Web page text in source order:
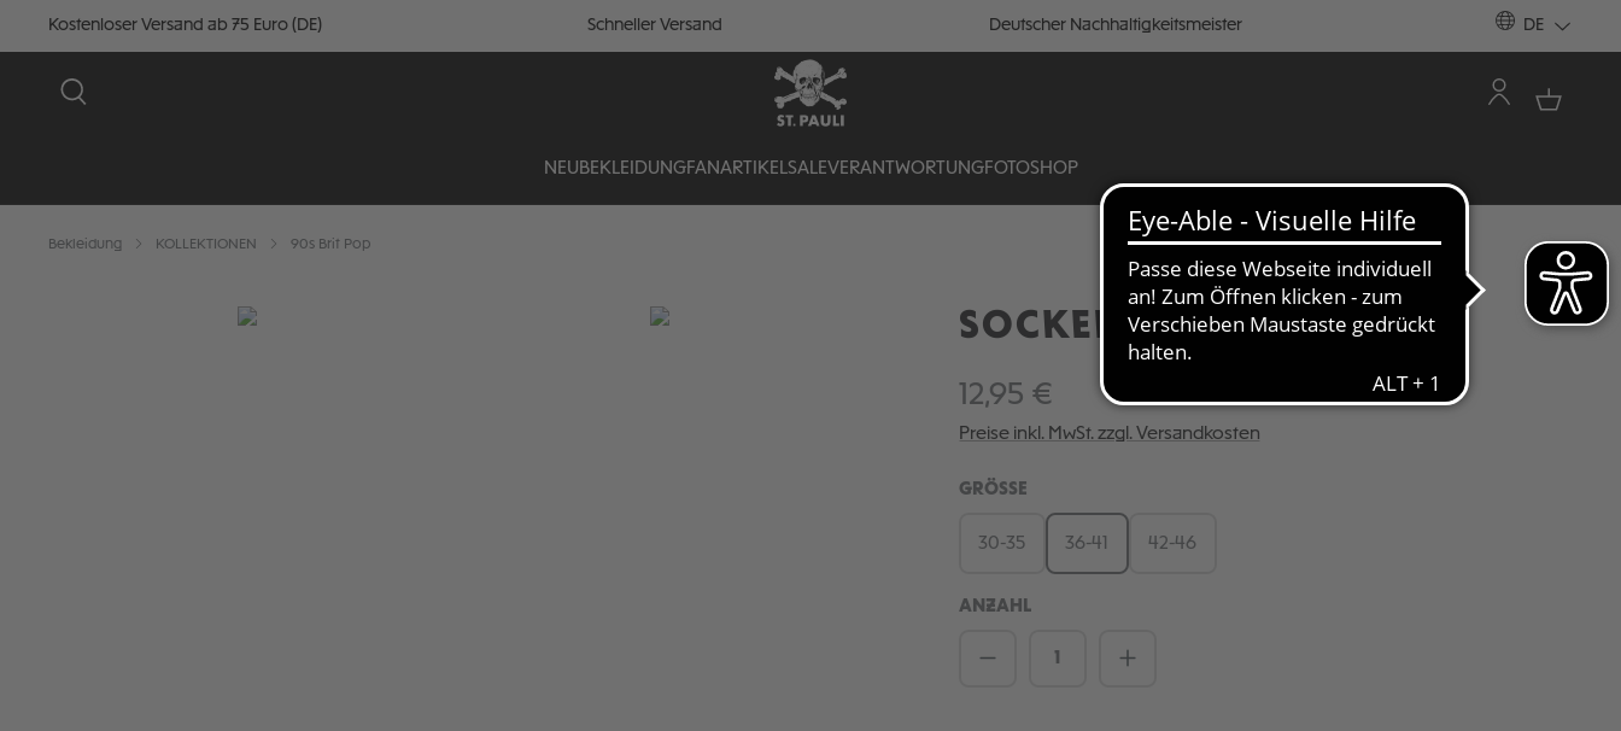
Kostenloser Versand ab 75 Euro (DE) Schneller Versand Deutscher Nachhaltigkeitsmeister DE
NEU BEKLEIDUNGFANARTIKELSALEVERANTWORTUNGFOTOSHOP
Bekleidung KOLLEKTIONEN 90s Brit Pop
Bildergalerie überspringen SOCKEN "90S BRIT POP"
12,95 €
Preise inkl. MwSt. zzgl. Versandkosten
GRÖSSE AUSWÄHLEN
30-35 36-41 42-46
ANZAHL
Produkt Anzahl: Gib den gewünschten Wert